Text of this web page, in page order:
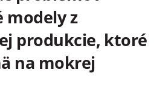
modely z
produkcie, ktoré
na mokrej